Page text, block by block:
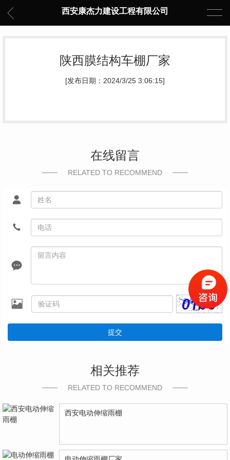
西安康杰力建设工程有限公司
陕西膜结构车棚厂家
[发布日期：2024/3/25 3:06:15]
在线留言
RELATED TO RECOMMEND
提交
相关推荐
RELATED TO RECOMMEND
西安电动伸缩雨棚